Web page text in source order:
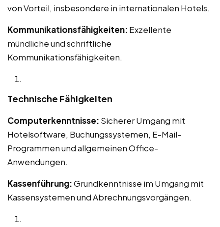
von Vorteil, insbesondere in internationalen Hotels.
Kommunikationsfähigkeiten: Exzellente
mündliche und schriftliche
Kommunikationsfähigkeiten.
Technische Fähigkeiten
Computerkenntnisse: Sicherer Umgang mit
Hotelsoftware, Buchungssystemen, E-Mail-
Programmen und allgemeinen Office-
Anwendungen.
Kassenführung:Grundkenntnisse im Umgang mit
Kassensystemen und Abrechnungsvorgängen.